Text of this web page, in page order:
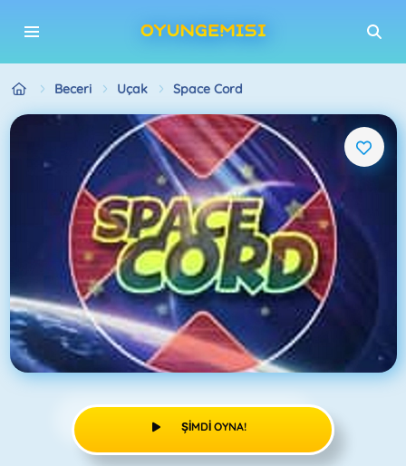
Beceri Uçak Space Cord
ŞIMDI OYNA!